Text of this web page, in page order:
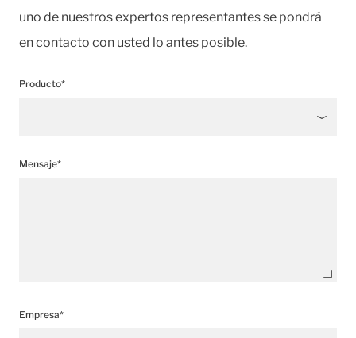
uno de nuestros expertos representantes se pondrá
en contacto con usted lo antes posible.
Producto*
Mensaje*
Empresa*